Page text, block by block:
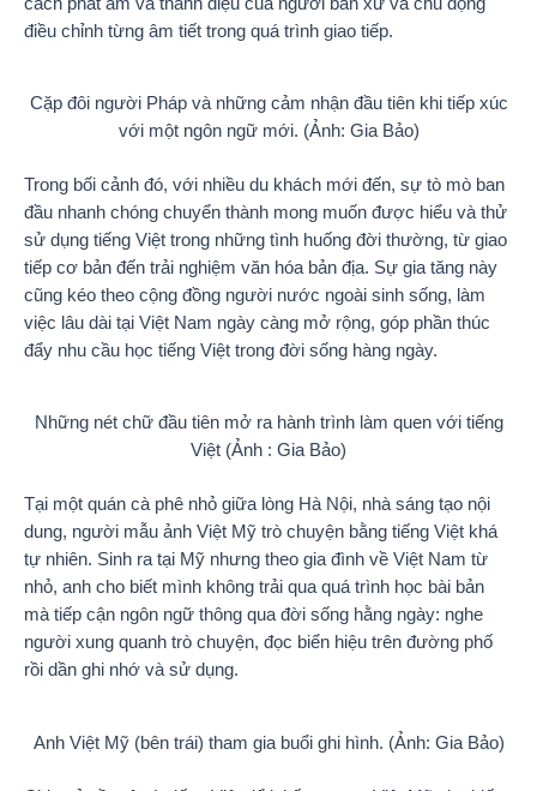
điều chỉnh từng âm tiết trong quá trình giao tiếp.
Cặp đôi người Pháp và những cảm nhận đầu tiên khi tiếp xúc
với một ngôn ngữ mới. (Ảnh: Gia Bảo)
Trong bối cảnh đó, với nhiều du khách mới đến, sự tò mò ban
đầu nhanh chóng chuyển thành mong muốn được hiểu và thử
sử dụng tiếng Việt trong những tình huống đời thường, từ giao
tiếp cơ bản đến trải nghiệm văn hóa bản địa. Sự gia tăng này
cũng kéo theo cộng đồng người nước ngoài sinh sống, làm
việc lâu dài tại Việt Nam ngày càng mở rộng, góp phần thúc
đẩy nhu cầu học tiếng Việt trong đời sống hàng ngày.
Những nét chữ đầu tiên mở ra hành trình làm quen với tiếng
Việt (Ảnh : Gia Bảo)
Tại một quán cà phê nhỏ giữa lòng Hà Nội, nhà sáng tạo nội
dung, người mẫu ảnh Việt Mỹ trò chuyện bằng tiếng Việt khá
tự nhiên. Sinh ra tại Mỹ nhưng theo gia đình về Việt Nam từ
nhỏ, anh cho biết mình không trải qua quá trình học bài bản
mà tiếp cận ngôn ngữ thông qua đời sống hằng ngày: nghe
người xung quanh trò chuyện, đọc biển hiệu trên đường phố
rồi dần ghi nhớ và sử dụng.
Anh Việt Mỹ (bên trái) tham gia buổi ghi hình. (Ảnh: Gia Bảo)